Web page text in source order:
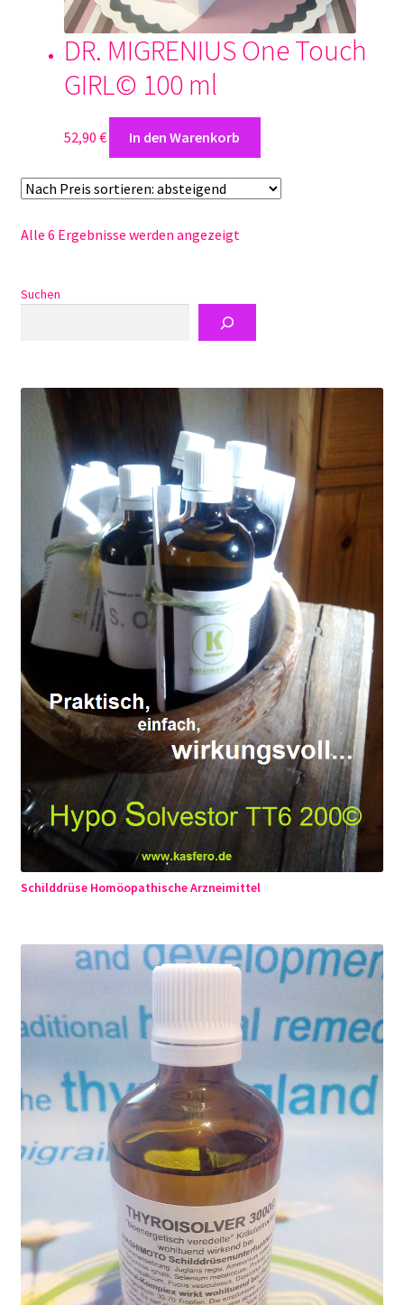
DR. MIGRENIUS One Touch
GIRL© 100 ml
52,90 € In den Warenkorb
Alle 6 Ergebnisse werden angezeigtNach
absteigend
Suchen
Schilddrüse Homöopathische Arzneimittel